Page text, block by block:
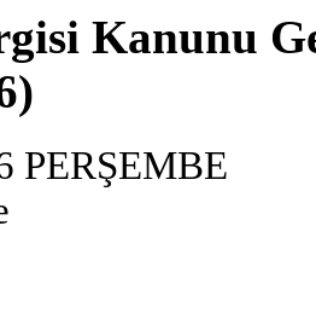
Kanunu
PERŞEMBE